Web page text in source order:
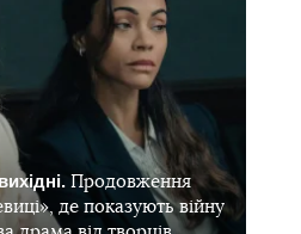
Продовження
де показують війну